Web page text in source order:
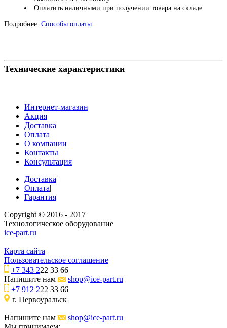
Оплатить наличными при получении товара на складе
Подробнее: Способы оплаты
Технические характеристики
Интернет-магазин
Акция
Доставка
Оплата
О компании
Контакты
Консультация
Доставка|
Оплата|
Гарантия
Copyright © 2016 - 2017
Технологическое оборудование
ice-part.ru
Карта сайта
Пользовательское соглашение
+7 343 222 33 66
Напишите нам
shop@ice-part.ru
+7 912 222 33 66
г. Первоуральск
Напишите нам
shop@ice-part.ru